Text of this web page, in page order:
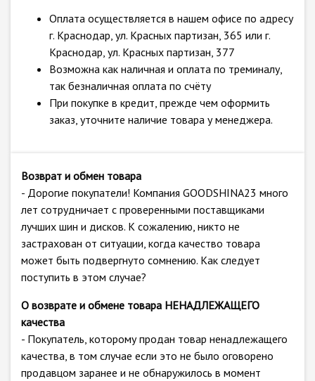
Оплата осуществляется в нашем офисе по адресу
г. Краснодар, ул. Красных партизан, 365 или г.
Краснодар, ул. Красных партизан, 377
Возможна как наличная и оплата по треминалу,
так безналичная оплата по счёту
При покупке в кредит, прежде чем оформить
заказ, уточните наличие товара у менеджера.
Возврат и обмен товара
- Дорогие покупатели! Компания GOODSHINA23 много
лет сотрудничает с проверенными поставщиками
лучших шин и дисков. К сожалению, никто не
застрахован от ситуации, когда качество товара
может быть подвергнуто сомнению. Как следует
поступить в этом случае?
О возврате и обмене товара НЕНАДЛЕЖАЩЕГО
качества
- Покупатель, которому продан товар ненадлежащего
качества, в том случае если это не было оговорено
продавцом заранее и не обнаружилось в момент